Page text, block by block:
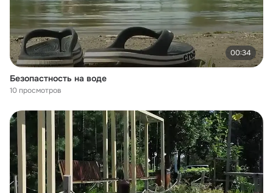
00:34
Безопастность на воде
10 просмотров